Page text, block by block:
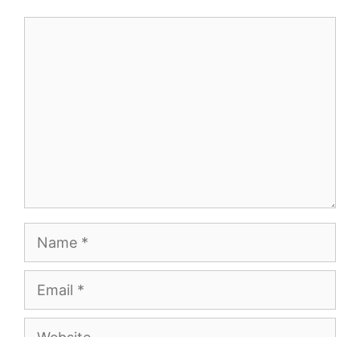
Website